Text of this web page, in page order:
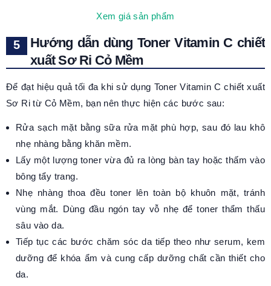
Xem giá sản phẩm
Hướng dẫn dùng Toner Vitamin C chiết
xuất Sơ Ri Cỏ Mềm
Để đạt hiệu quả tối đa khi sử dụng Toner Vitamin C chiết xuất
Sơ Ri từ Cỏ Mềm, bạn nên thực hiện các bước sau:
Rửa sạch mặt bằng sữa rửa mặt phù hợp, sau đó lau khô
nhẹ nhàng bằng khăn mềm.
Lấy một lượng toner vừa đủ ra lòng bàn tay hoặc thấm vào
bông tẩy trang.
Nhẹ nhàng thoa đều toner lên toàn bộ khuôn mặt, tránh
vùng mắt. Dùng đầu ngón tay vỗ nhẹ để toner thẩm thấu
sâu vào da.
Tiếp tục các bước chăm sóc da tiếp theo như serum, kem
dưỡng để khóa ẩm và cung cấp dưỡng chất cần thiết cho
da.